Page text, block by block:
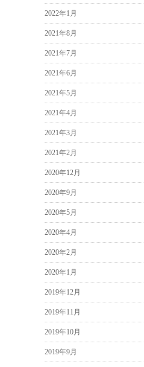
2022年1月
2021年8月
2021年7月
2021年6月
2021年5月
2021年4月
2021年3月
2021年2月
2020年12月
2020年9月
2020年5月
2020年4月
2020年2月
2020年1月
2019年12月
2019年11月
2019年10月
2019年9月